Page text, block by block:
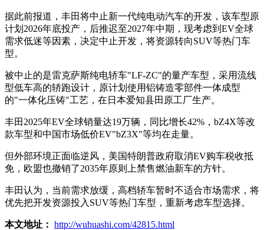
据此前报道，丰田将中止新一代纯电动汽车的开发，该车型原
计划2026年底投产，后推迟至2027年中期，现考虑到EV全球
需求低迷等因素，决定中止开发，将资源转向SUV等热门车
型。
被中止的是雷克萨斯纯电轿车"LF-ZC"的量产车型，采用流线
型低车高的轿跑设计，原计划使用铝铸造零部件一体成型
的"一体化压铸"工艺，在日本爱知县田原工厂生产。
丰田2025年EV全球销量达19万辆，同比增长42%，bZ4X等改
款车型和中国市场低价EV"bZ3X"等均在走量。
但外部环境正面临逆风，美国特朗普政府取消EV购车税收抵
免，欧盟也撤销了2035年原则上禁售燃油新车的方针。
丰田认为，当前需求放缓，高档轿车暂时不适合市场需求，将
优先把开发资源投入SUV等热门车型，重新考虑车型选择。
本文地址： http://wuhuashi.com/42815.html